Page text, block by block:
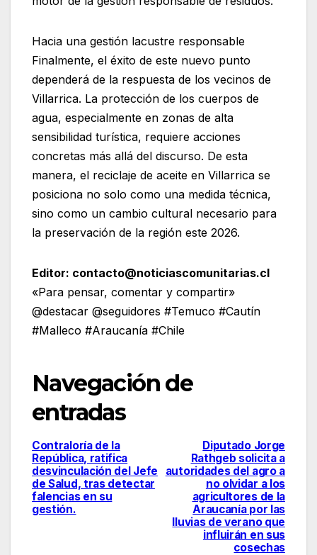
Hacia una gestión lacustre responsable
Finalmente, el éxito de este nuevo punto
dependerá de la respuesta de los vecinos de
Villarrica. La protección de los cuerpos de
agua, especialmente en zonas de alta
sensibilidad turística, requiere acciones
concretas más allá del discurso. De esta
manera, el reciclaje de aceite en Villarrica se
posiciona no solo como una medida técnica,
sino como un cambio cultural necesario para
la preservación de la región este 2026.
Editor: contacto@noticiascomunitarias.cl
«Para pensar, comentar y compartir»
@destacar @seguidores #Temuco #Cautín
#Malleco #Araucanía #Chile
Navegación de
entradas
Diputado Jorge
Rathgeb solicita a
autoridades del agro a
no olvidar a los
agricultores de la
Araucanía por las
lluvias de verano que
influirán en sus
cosechas
Contraloría de la
República, ratifica
desvinculación del Jefe
de Salud, tras detectar
falencias en su
gestión.